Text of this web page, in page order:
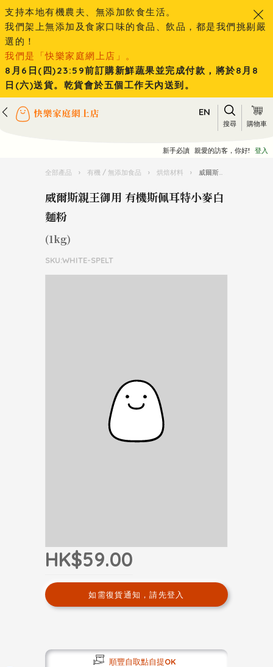
支持本地有機農夫、無添加飲食生活。
我們架上無添加及食家口味的食品、飲品，都是我們挑剔嚴
選的！
我們是「快樂家庭網上店」。
8月6日(四)23:59前訂購新鮮蔬果並完成付款，將於8月8
日(六)送貨。乾貨會於五個工作天內送到。
EN
搜尋 購物車
新手必讀 親愛的訪客，你好! 登入
全部產品 › 有機 / 無添加食品 › 烘焙材料 › 威爾斯親王御用 有機斯佩耳特小麥白麵粉
威爾斯親王御用 有機斯佩耳特小麥白
麵粉
(1kg)
SKU:WHITE-SPELT
HK$59.00
如需復貨通知，請先登入
順豐自取點自提OK